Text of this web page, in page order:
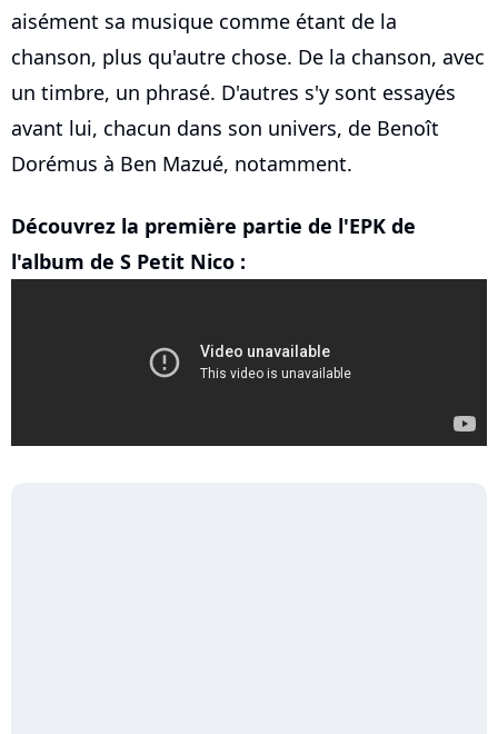
aisément sa musique comme étant de la
chanson, plus qu'autre chose. De la chanson, avec
un timbre, un phrasé. D'autres s'y sont essayés
avant lui, chacun dans son univers, de Benoît
Dorémus à Ben Mazué, notamment.
Découvrez la première partie de l'EPK de
l'album de S Petit Nico :